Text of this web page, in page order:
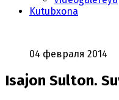
Kutubxona
04 февраля 2014
Isajon Sulton.